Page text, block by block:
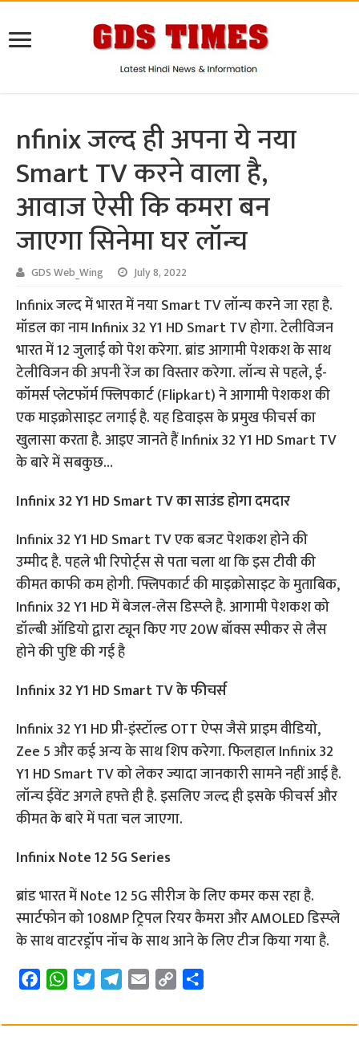
nfinix जल्द ही अपना ये नया
Smart TV करने वाला है,
आवाज ऐसी कि कमरा बन
जाएगा सिनेमा घर लॉन्च
GDS Web_Wing July 8, 2022
Infinix जल्द में भारत में नया Smart TV लॉन्च करने जा रहा है.
मॉडल का नाम Infinix 32 Y1 HD Smart TV होगा. टेलीविजन
भारत में 12 जुलाई को पेश करेगा. ब्रांड आगामी पेशकश के साथ
टेलीविजन की अपनी रेंज का विस्तार करेगा. लॉन्च से पहले, ई-
कॉमर्स प्लेटफॉर्म फ्लिपकार्ट (Flipkart) ने आगामी पेशकश की
एक माइक्रोसाइट लगाई है. यह डिवाइस के प्रमुख फीचर्स का
खुलासा करता है. आइए जानते हैं Infinix 32 Y1 HD Smart TV
के बारे में सबकुछ…
Infinix 32 Y1 HD Smart TV का साउंड होगा दमदार
Infinix 32 Y1 HD Smart TV एक बजट पेशकश होने की
उम्मीद है. पहले भी रिपोर्ट्स से पता चला था कि इस टीवी की
कीमत काफी कम होगी. फ्लिपकार्ट की माइक्रोसाइट के मुताबिक,
Infinix 32 Y1 HD में बेजल-लेस डिस्प्ले है. आगामी पेशकश को
डॉल्बी ऑडियो द्वारा ट्यून किए गए 20W बॉक्स स्पीकर से लैस
होने की पुष्टि की गई है
Infinix 32 Y1 HD Smart TV के फीचर्स
Infinix 32 Y1 HD प्री-इंस्टॉल्ड OTT ऐप्स जैसे प्राइम वीडियो,
Zee 5 और कई अन्य के साथ शिप करेगा. फिलहाल Infinix 32
Y1 HD Smart TV को लेकर ज्यादा जानकारी सामने नहीं आई है.
लॉन्च ईवेंट अगले हफ्ते ही है. इसलिए जल्द ही इसके फीचर्स और
कीमत के बारे में पता चल जाएगा.
Infinix Note 12 5G Series
ब्रांड भारत में Note 12 5G सीरीज के लिए कमर कस रहा है.
स्मार्टफोन को 108MP ट्रिपल रियर कैमरा और AMOLED डिस्प्ले
के साथ वाटरड्रॉप नॉच के साथ आने के लिए टीज किया गया है.
c
W
a
i
l
a
p
a